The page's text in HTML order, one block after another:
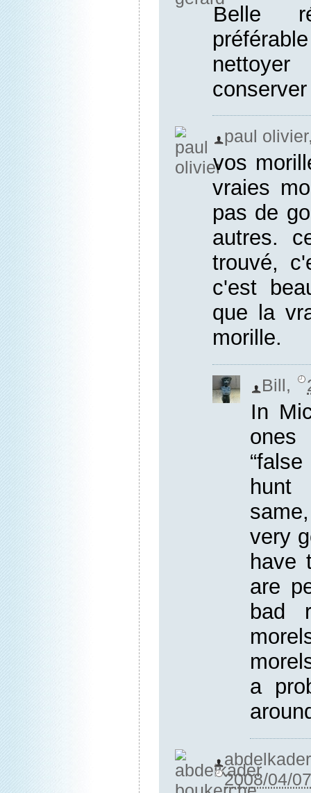
Belle
paul olivier
vos
vraies
pas de
autres.
trouvé,
c'est
que la
morille.
Bill,
In
very
have
are
bad
a
2008/04/